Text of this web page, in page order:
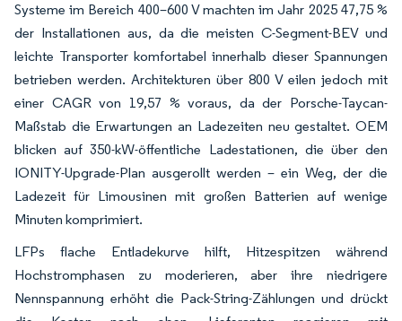
Systeme im Bereich 400–600 V machten im Jahr 2025 47,75 %
der Installationen aus, da die meisten C-Segment-BEV und
leichte Transporter komfortabel innerhalb dieser Spannungen
betrieben werden. Architekturen über 800 V eilen jedoch mit
einer CAGR von 19,57 % voraus, da der Porsche-Taycan-
Maßstab die Erwartungen an Ladezeiten neu gestaltet. OEM
blicken auf 350-kW-öffentliche Ladestationen, die über den
IONITY-Upgrade-Plan ausgerollt werden – ein Weg, der die
Ladezeit für Limousinen mit großen Batterien auf wenige
Minuten komprimiert.
LFPs flache Entladekurve hilft, Hitzespitzen während
Hochstromphasen zu moderieren, aber ihre niedrigere
Nennspannung erhöht die Pack-String-Zählungen und drückt